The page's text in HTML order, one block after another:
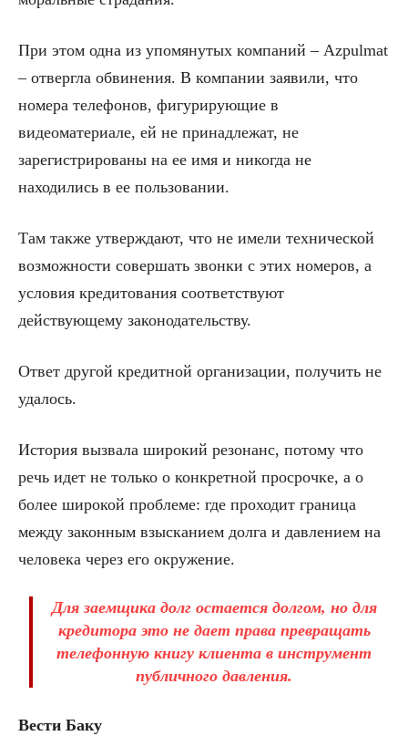
При этом одна из упомянутых компаний – Azpulmat
– отвергла обвинения. В компании заявили, что
номера телефонов, фигурирующие в
видеоматериале, ей не принадлежат, не
зарегистрированы на ее имя и никогда не
находились в ее пользовании.
Там также утверждают, что не имели технической
возможности совершать звонки с этих номеров, а
условия кредитования соответствуют
действующему законодательству.
Ответ другой кредитной организации, получить не
удалось.
История вызвала широкий резонанс, потому что
речь идет не только о конкретной просрочке, а о
более широкой проблеме: где проходит граница
между законным взысканием долга и давлением на
человека через его окружение.
Для заемщика долг остается долгом, но для
кредитора это не дает права превращать
телефонную книгу клиента в инструмент
публичного давления.
Вести Баку